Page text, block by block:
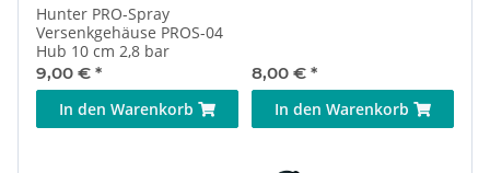
Hunter PRO-Spray
Versenkgehäuse PROS-04
Hub 10 cm 2,8 bar
9,00 € *
In den Warenkorb
8,00 € *
In den Warenkorb